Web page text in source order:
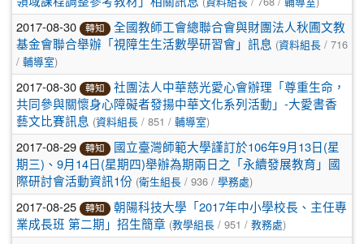
2017-08-30 轉知
全國教師工會總聯合會與財團法人秋圃文教
基金會聯合舉辦「視障生生活數學研習會」訊息 (資料組長 / 716
/ 輔導室)
2017-08-30 轉知
社團法人中華慈光愛心會辦理「尊重生命，
共同參與關懷身心障礙者發揚中華文化系列活動」-大愛書香
藝文比賽訊息 (資料組長 / 851 / 輔導室)
2017-08-29 轉知
國立臺灣師範大學謹訂於106年9月13日(星
期三)、9月14日(星期四)舉辦為期兩日之「永續發展教育」國
際研討會活動資訊1份 (衛生組長 / 936 / 學務處)
2017-08-25 轉知
朝陽科技大學「2017年中小學校長、主任專
業成長班 第二期」招生簡章 (教學組長 / 951 / 教務處)